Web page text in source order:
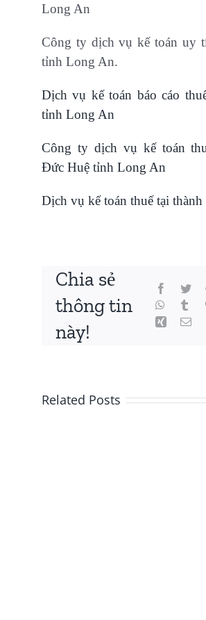
Long An
Công ty dịch vụ kế toán uy
tỉnh Long An.
Dịch vụ kế toán báo cáo
tỉnh Long An
Công ty dịch vụ kế toán
Đức Huệ tỉnh Long An
Dịch vụ kế toán thuế tại
Chia sẻ
thông tin
này!
Related Posts